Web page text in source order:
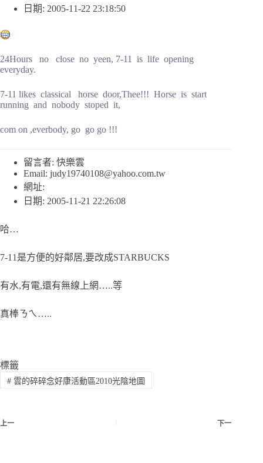
日期: 2005-11-22 23:18:50
24Hours no close no yeen, 7-11 is life opening
everyday.
7-11 likes classical horse door,Thee!!! Horse is start
running and nobody stoped it,
com on ,everbody, go go go !!!
留言者: 快樂雲
Email: judy19740108@yahoo.com.tw
網址:
日期: 2005-11-21 22:26:08
哈…
7-11是方便的好鄰居,要改成STARBUCKS
有水,有電,還有無線上網…..等
真棒ㄋㄟ…..
標籤
#雲的碎碎念好康活動區2010光陰地圖
上一 下一